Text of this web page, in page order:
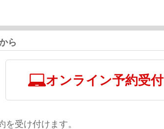
ら
オンライン予約受付
受け付けます。